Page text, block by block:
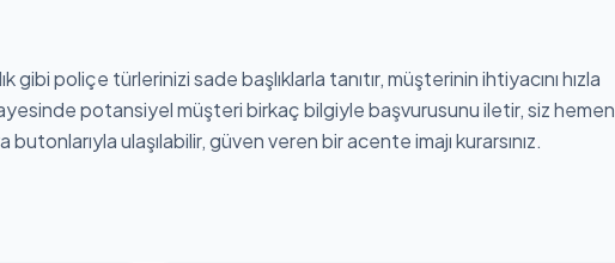
gibi poliçe türlerinizi sade başlıklarla tanıtır, müşterinin ihtiyacını hızla
potansiyel müşteri birkaç bilgiyle başvurusunu iletir, siz hemen
ulaşılabilir, güven veren bir acente imajı kurarsınız.